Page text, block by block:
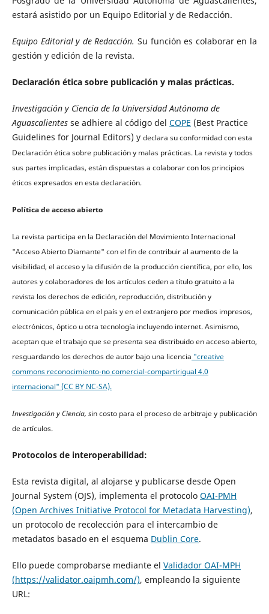
estará asistido por un Equipo Editorial y de Redacción.
Equipo Editorial y de Redacción. Su función es colaborar en la
gestión y edición de la revista.
Declaración ética sobre publicación y malas prácticas.
Investigación y Ciencia de la Universidad Autónoma de
Aguascalientesse adhiere al código del COPE (Best Practice
Guidelines for Journal Editors) y declara su conformidad con esta
Declaración ética sobre publicación y malas prácticas. La revista y todos
sus partes implicadas, están dispuestas a colaborar con los principios
éticos expresados en esta declaración.
Política de acceso abierto
La revista participa en la Declaración del Movimiento Internacional
"Acceso Abierto Diamante" con el fin de contribuir al aumento de la
visibilidad, el acceso y la difusión de la producción científica, por ello, los
autores y colaboradores de los artículos ceden a título gratuito a la
revista los derechos de edición, reproducción, distribución y
comunicación pública en el país y en el extranjero por medios impresos,
electrónicos, óptico u otra tecnología incluyendo internet. Asimismo,
aceptan que el trabajo que se presenta sea distribuido en acceso abierto,
resguardando los derechos de autor bajo una licencia "creative
commons reconocimiento-no comercial-compartirigual 4.0
internacional" (CC BY NC-SA).
Investigación y Ciencia, sin costo para el proceso de arbitraje y publicación
de artículos.
Protocolos de interoperabilidad:
Esta revista digital, al alojarse y publicarse desde Open
Journal System (OJS), implementa el protocolo OAI-PMH
(Open Archives Initiative Protocol for Metadata Harvesting),
un protocolo de recolección para el intercambio de
metadatos basado en el esquema Dublin Core.
Ello puede comprobarse mediante el Validador OAI-MPH
(https://validator.oaipmh.com/), empleando la siguiente
URL: